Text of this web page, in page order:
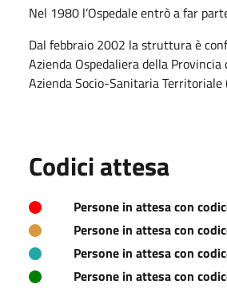
Nel 1980 l’Ospedale entrò a far
Dal febbraio 2002 la struttura è
Azienda Ospedaliera della Provincia
Azienda Socio-Sanitaria Territoriale
Codici attesa
Persone in attesa con
Persone in attesa con
Persone in attesa con
Persone in attesa con